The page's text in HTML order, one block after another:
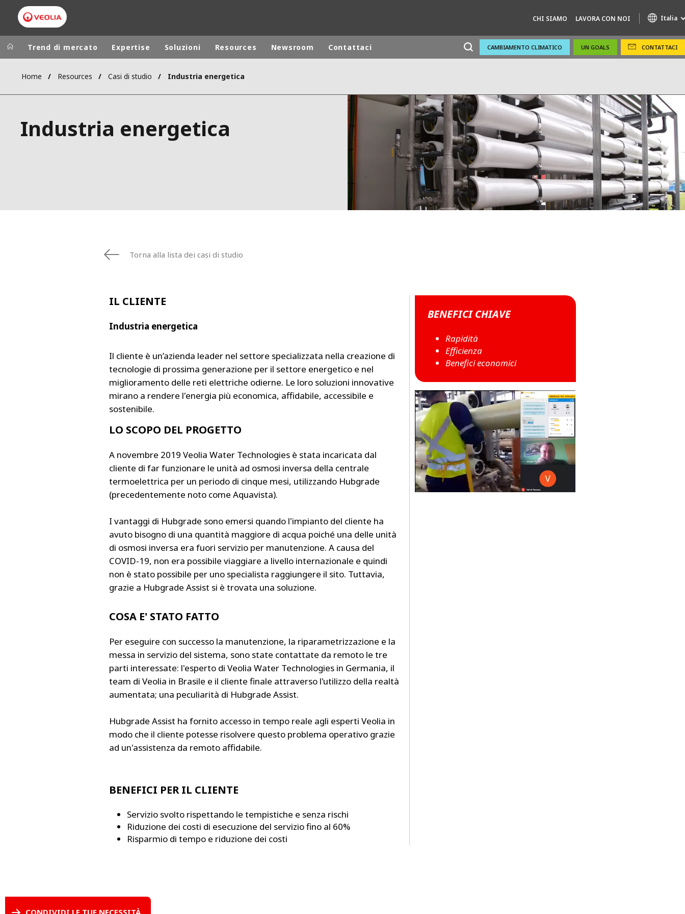
CHI SIAMO LAVORA CON NOI Italia
Worldwide Regional sites
BELGIUM
ITALIA
NORTH AMERICA
SOUTH EAST ASIA
SVERIGE
UNITED KINGDOM
ANOXKALDNES
AQUAFLOW
BIOTHANE
ENTROPÎE
Trend di mercato Expertise Soluzioni Resources Newsroom Contattaci CAMBIAMENTO CLIMATICO UN GOALS CONTATTACI
Home Resources Casi di studio Industria energetica
Industria energetica
Torna alla lista dei casi di studio
IL CLIENTE
Industria energetica
Il cliente è un’azienda leader nel settore specializzata nella creazione di
tecnologie di prossima generazione per il settore energetico e nel
miglioramento delle reti elettriche odierne. Le loro soluzioni innovative
mirano a rendere l'energia più economica, affidabile, accessibile e
sostenibile.
LO SCOPO DEL PROGETTO
A novembre 2019 Veolia Water Technologies è stata incaricata dal
cliente di far funzionare le unità ad osmosi inversa della centrale
termoelettrica per un periodo di cinque mesi, utilizzando Hubgrade
(precedentemente noto come Aquavista).
I vantaggi di Hubgrade sono emersi quando l'impianto del cliente ha
avuto bisogno di una quantità maggiore di acqua poiché una delle unità
di osmosi inversa era fuori servizio per manutenzione. A causa del
COVID-19, non era possibile viaggiare a livello internazionale e quindi
non è stato possibile per uno specialista raggiungere il sito. Tuttavia,
grazie a Hubgrade Assist si è trovata una soluzione.
COSA E' STATO FATTO
Per eseguire con successo la manutenzione, la riparametrizzazione e la
messa in servizio del sistema, sono state contattate da remoto le tre
parti interessate: l'esperto di Veolia Water Technologies in Germania, il
team di Veolia in Brasile e il cliente finale attraverso l'utilizzo della realtà
aumentata; una peculiarità di Hubgrade Assist.
Hubgrade Assist ha fornito accesso in tempo reale agli esperti Veolia in
modo che il cliente potesse risolvere questo problema operativo grazie
ad un'assistenza da remoto affidabile.
BENEFICI PER IL CLIENTE
Servizio svolto rispettando le tempistiche e senza rischi
Riduzione dei costi di esecuzione del servizio fino al 60%
Risparmio di tempo e riduzione dei costi
BENEFICI CHIAVE
Rapidità
Efficienza
Benefici economici
CONDIVIDI LE TUE NECESSITÀ